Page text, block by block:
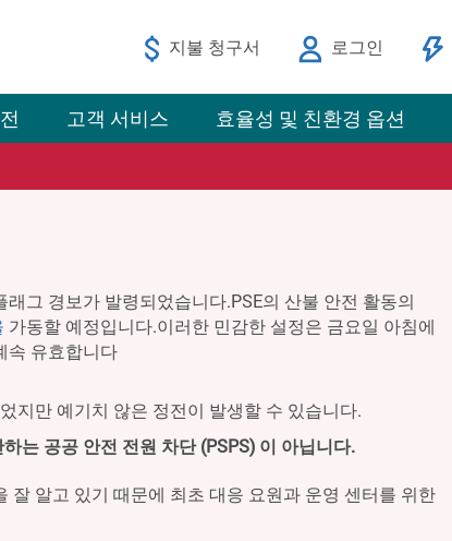
고객 서비스 효율성 및 친환경 옵션
지불 청구서 로그인
래그 경보가 발령되었습니다.PSE의 산불 안전 활동의
가동할 예정입니다.이러한 민감한 설정은 금요일 아침에
속 유효합니다
지만 예기치 않은 정전이 발생할 수 있습니다.
는 공공 안전 전원 차단 (PSPS) 이 아닙니다.
잘 알고 있기 때문에 최초 대응 요원과 운영 센터를 위한